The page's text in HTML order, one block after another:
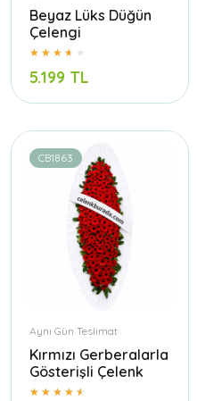
Beyaz Lüks Düğün
Çelengi
5.199 TL
CB1863
Aynı Gün Teslimat
Kırmızı Gerberalarla
Gösterişli Çelenk